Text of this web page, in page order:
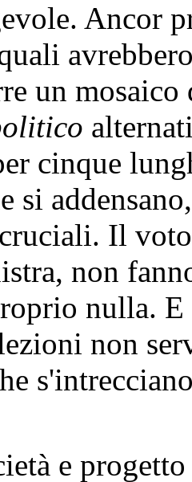
Ancor
un
cinque
si
Il
non
nulla.
non
e